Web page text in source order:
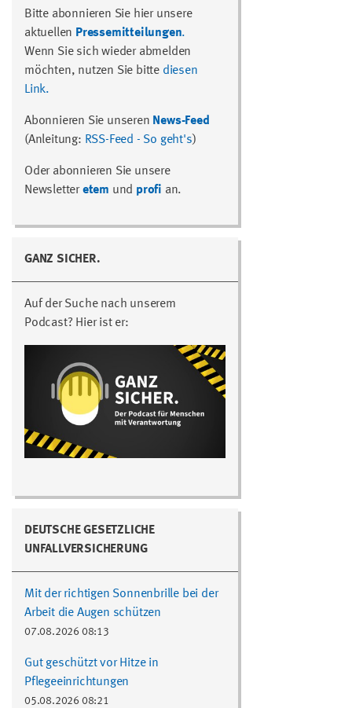
Bitte abonnieren Sie hier unsere
aktuellen Pressemitteilungen.
Wenn Sie sich wieder abmelden
möchten, nutzen Sie bitte diesen
Link.
Abonnieren Sie unseren News-Feed
(Anleitung: RSS-Feed - So geht's)
Oder abonnieren Sie unsere
Newsletteretem und profi an.
GANZ SICHER.
Auf der Suche nach unserem
Podcast? Hier ist er:
DEUTSCHE GESETZLICHE
UNFALLVERSICHERUNG
Mit der richtigen Sonnenbrille bei der
Arbeit die Augen schützen
07.08.2026 08:13
Gut geschützt vor Hitze in
Pflegeeinrichtungen
05.08.2026 08:21